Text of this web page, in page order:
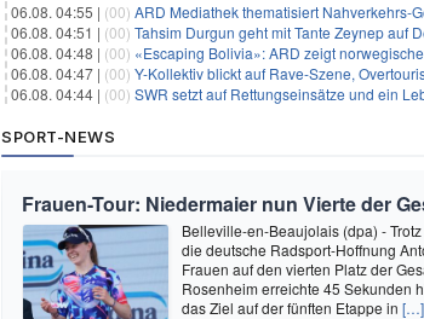
06.08. 04:55 | (00) ARD Mediathek thematisiert Nahverkehrs-
06.08. 04:51 | (00) Tahsim Durgun geht mit Tante Zeynep auf
06.08. 04:48 | (00) «Escaping Bolivia»: ARD zeigt
06.08. 04:47 | (00) Y-Kollektiv blickt auf Rave-Szene,
06.08. 04:44 | (00) SWR setzt auf Rettungseinsätze und ein
SPORT-NEWS
Frauen-Tour: Niedermaier nun Vierte der
Belleville-en-Beaujolais (dpa) -
die deutsche Radsport-Hoffnung
Frauen auf den vierten Platz der
Rosenheim erreichte 45 Sekunden
das Ziel auf der fünften Etappe in […]